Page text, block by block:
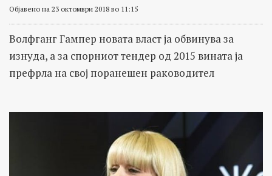
Објавено на 23 октомври 2018 во 11:15
Волфганг Гампер новата власт ја обвинува за
изнуда, а за спорниот тендер од 2015 вината ја
префрла на свој поранешен раководител